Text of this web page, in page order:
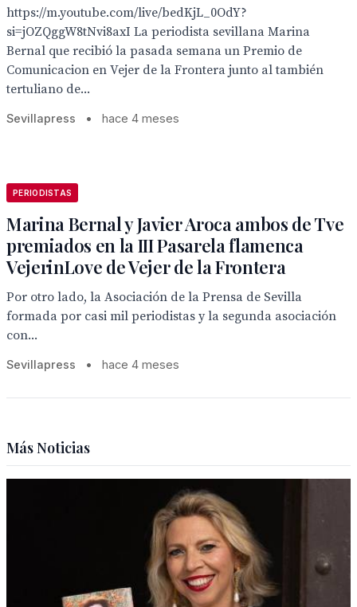
https://m.youtube.com/live/bedKjL_0OdY?
si=jOZQggW8tNvi8axI La periodista sevillana Marina
Bernal que recibió la pasada semana un Premio de
Comunicacion en Vejer de la Frontera junto al también
tertuliano de...
Sevillapress • hace 4 meses
PERIODISTAS
Marina Bernal y Javier Aroca ambos de Tve
premiados en la III Pasarela flamenca
VejerinLove de Vejer de la Frontera
Por otro lado, la Asociación de la Prensa de Sevilla
formada por casi mil periodistas y la segunda asociación
con...
Sevillapress • hace 4 meses
Más Noticias